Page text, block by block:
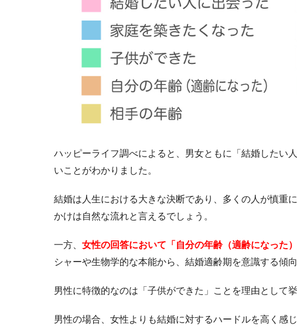
ハッピーライフ調べによると、男女ともに「結婚したい
いことがわかりました。
結婚は人生における大きな決断であり、多くの人が慎重
かけは自然な流れと言えるでしょう。
一方、 女性の回答において「自分の年齢（適齢になった
シャーや生物学的な本能から、結婚適齢期を意識する傾
男性に特徴的なのは「子供ができた」ことを理由として
男性の場合、女性よりも結婚に対するハードルを高く感